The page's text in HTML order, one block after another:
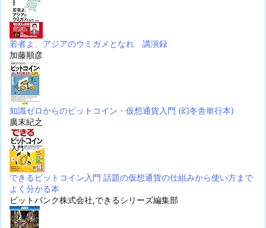
若者よ、アジアのウミガメとなれ 講演録
加藤順彦
知識ゼロからのビットコイン・仮想通貨入門 (幻冬舎単行本)
廣末紀之
できるビットコイン入門 話題の仮想通貨の仕組みから使い方まで
よく分かる本
ビットバンク株式会社,できるシリーズ編集部